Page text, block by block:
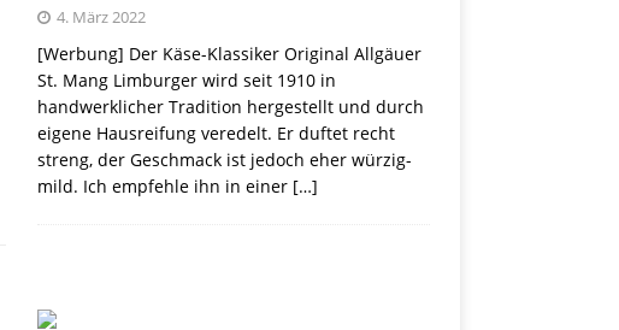
4. März 2022
[Werbung] Der Käse-Klassiker Original Allgäuer
St. Mang Limburger wird seit 1910 in
handwerklicher Tradition hergestellt und durch
eigene Hausreifung veredelt. Er duftet recht
streng, der Geschmack ist jedoch eher würzig-
mild. Ich empfehle ihn in einer […]